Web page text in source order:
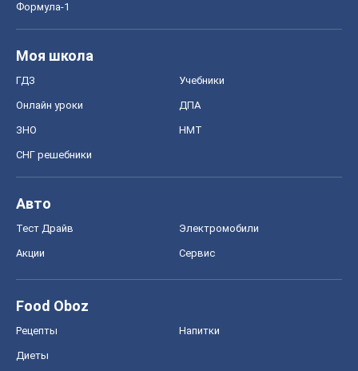
Формула-1
Моя школа
ГДЗ Учебники
Онлайн уроки ДПА
ЗНО НМТ
СНГ решебники
Авто
Тест Драйв Электромобили
Акции Сервис
Food Oboz
Рецепты Напитки
Диеты